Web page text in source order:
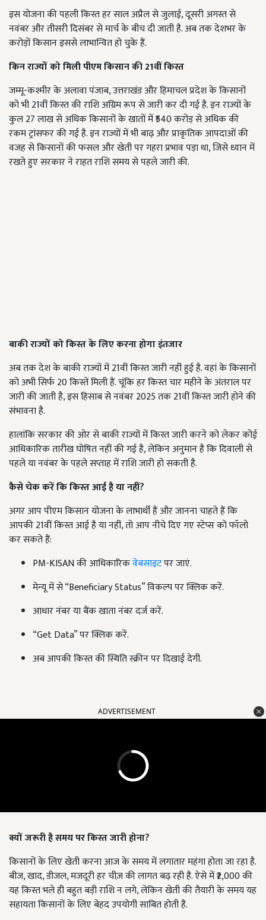
इस योजना की पहली किस्त हर साल अप्रैल से जुलाई, दूसरी अगस्त से
नवंबर और तीसरी दिसंबर से मार्च के बीच दी जाती है. अब तक देशभर के
करोड़ों किसान इससे लाभान्वित हो चुके हैं.
किन राज्यों को मिली पीएम किसान की 21वीं किस्त
जम्मू-कश्मीर के अलावा पंजाब, उत्तराखंड और हिमाचल प्रदेश के किसानों
को भी 21वीं किस्त की राशि अग्रिम रूप से जारी कर दी गई है. इन राज्यों के
कुल 27 लाख से अधिक किसानों के खातों में ₹540 करोड़ से अधिक की
रकम ट्रांसफर की गई है. इन राज्यों में भी बाढ़ और प्राकृतिक आपदाओं की
वजह से किसानों की फसल और खेती पर गहरा प्रभाव पड़ा था, जिसे ध्यान में
रखते हुए सरकार ने राहत राशि समय से पहले जारी की.
बाकी राज्यों को किस्त के लिए करना होगा इंतजार
अब तक देश के बाकी राज्यों में 21वीं किस्त जारी नहीं हुई है. वहां के किसानों
को अभी सिर्फ 20 किस्तें मिली हैं. चूंकि हर किस्त चार महीने के अंतराल पर
जारी की जाती है, इस हिसाब से नवंबर 2025 तक 21वीं किस्त जारी होने की
संभावना है.
हालांकि सरकार की ओर से बाकी राज्यों में किस्त जारी करने को लेकर कोई
आधिकारिक तारीख घोषित नहीं की गई है, लेकिन अनुमान है कि दिवाली से
पहले या नवंबर के पहले सप्ताह में राशि जारी हो सकती है.
कैसे चेक करें कि किस्त आई है या नहीं?
अगर आप पीएम किसान योजना के लाभार्थी हैं और जानना चाहते हैं कि
आपकी 21वीं किस्त आई है या नहीं, तो आप नीचे दिए गए स्टेप्स को फॉलो
कर सकते हैं:
PM-KISAN की आधिकारिकवेबसाइटपर जाएं.
मेन्यू में से “Beneficiary Status” विकल्प पर क्लिक करें.
आधार नंबर या बैंक खाता नंबर दर्ज करें.
“Get Data” पर क्लिक करें.
अब आपकी किस्त की स्थिति स्क्रीन पर दिखाई देगी.
ADVERTISEMENT
क्यों जरूरी है समय पर किस्त जारी होना?
किसानों के लिए खेती करना आज के समय में लगातार महंगा होता जा रहा है.
बीज, खाद, डीजल, मजदूरी हर चीज़ की लागत बढ़ रही है. ऐसे में ₹2,000 की
यह किस्त भले ही बहुत बड़ी राशि न लगे, लेकिन खेती की तैयारी के समय यह
सहायता किसानों के लिए बेहद उपयोगी साबित होती है.